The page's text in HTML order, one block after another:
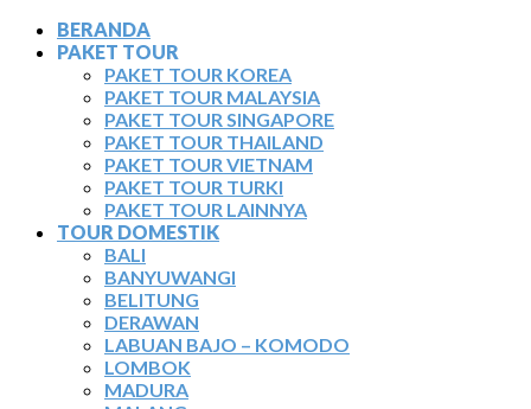
BERANDA
PAKET TOUR
PAKET TOUR KOREA
PAKET TOUR MALAYSIA
PAKET TOUR SINGAPORE
PAKET TOUR THAILAND
PAKET TOUR VIETNAM
PAKET TOUR TURKI
PAKET TOUR LAINNYA
TOUR DOMESTIK
BALI
BANYUWANGI
BELITUNG
DERAWAN
LABUAN BAJO – KOMODO
LOMBOK
MADURA